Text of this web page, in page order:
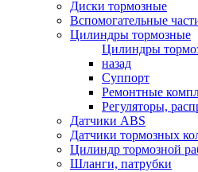
Диски тормозные
Вспомогательные
Цилиндры тормозные
Цилиндры
назад
Суппорт
Ремонтные
Регуляторы,
Датчики ABS
Датчики тормозных
Цилиндр тормозной
Шланги, патрубки